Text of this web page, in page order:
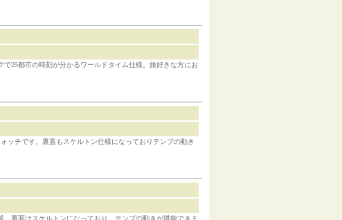
25都市の時刻が分かるワールドタイム仕様。旅好きな方にお
ッチです。裏蓋もスケルトン仕様になっておりテンプの動き
裏面はスケルトンになっており、テンプの動きが堪能できま